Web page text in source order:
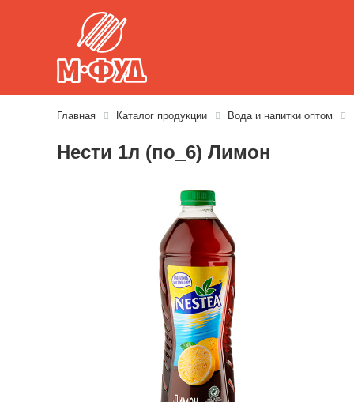
Главная Каталог продукции Вода и напитки оптом
Нести 1л (по_6) Лимон